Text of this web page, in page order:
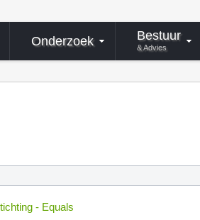
Onderzoek Bestuur
& Advies
- Equals